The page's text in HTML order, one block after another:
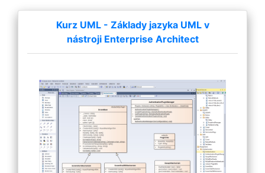
Kurz UML - Základy jazyka UML v
nástroji Enterprise Architect